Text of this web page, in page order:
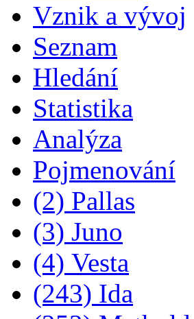
Vznik a vývoj
Seznam
Hledání
Statistika
Analýza
Pojmenování
(2) Pallas
(3) Juno
(4) Vesta
(243) Ida